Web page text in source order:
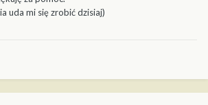
uda mi się zrobić dzisiaj)